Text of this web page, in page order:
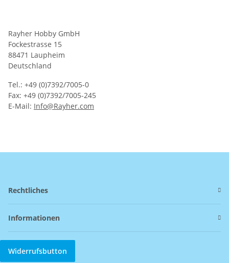
Rayher Hobby GmbH
Fockestrasse 15
88471 Laupheim
Deutschland
Tel.: +49 (0)7392/7005-0
Fax: +49 (0)7392/7005-245
E-Mail: Info@Rayher.com
Rechtliches
Informationen
Widerrufsbutton